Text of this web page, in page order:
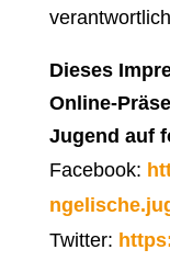
Dieses
Online-
Jugend auf
Facebook:
Twitter: